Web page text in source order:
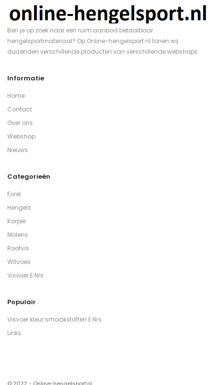
Ben je op zoek naar een ruim aanbod betaalbaar
hengelsportmateriaal? Op Online-hengelsport.nl tonen wij
duizenden verschillende producten van verschillende webshops.
Informatie
Home
Contact
Over ons
Webshop
Nieuws
Categorieën
Forel
Hengels
Karper
Molens
Roofvis
Witvoes
Visvoer E Nrs
Populair
Visvoer kleur smaakstoffen E Nrs
Links